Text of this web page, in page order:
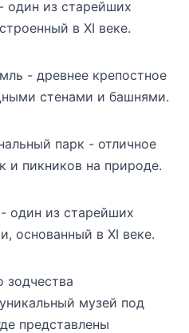
один из старейших
в XI веке.
- древнее крепостное
стенами и башнями.
парк - отличное
и пикников на природе.
один из старейших
основанный в XI веке.
зодчества
музей под
представлены